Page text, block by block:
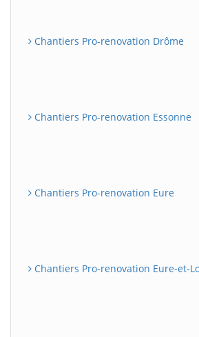
Chantiers Pro-renovation Drôme
Chantiers Pro-renovation Essonne
Chantiers Pro-renovation Eure
Chantiers Pro-renovation Eure-et-